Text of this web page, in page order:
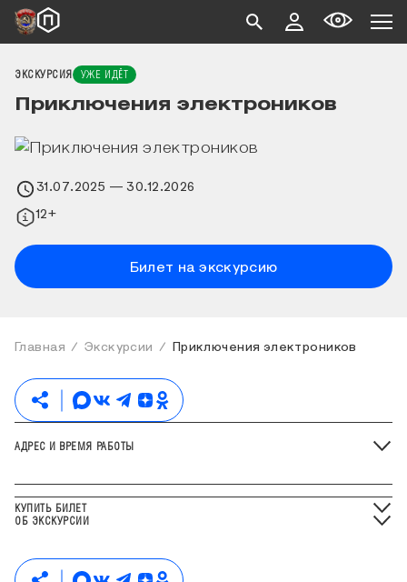
ЭКСКУРСИЯ УЖЕ ИДЁТ
Приключения электроников
31.07.2025 — 30.12.2026
12+
Билет на экскурсию
Главная Экскурсии Приключения электроников
ОБ ЭКСКУРСИИ
АДРЕС И ВРЕМЯ РАБОТЫ
КУПИТЬ БИЛЕТ